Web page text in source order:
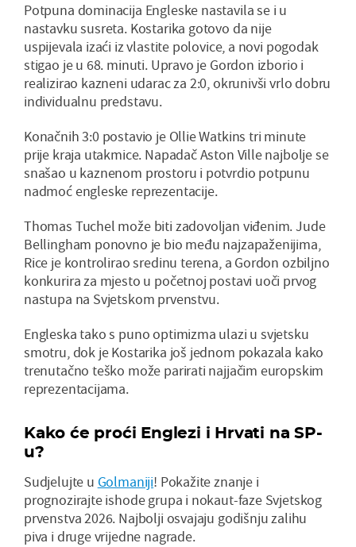
Potpuna dominacija Engleske nastavila se i u
nastavku susreta. Kostarika gotovo da nije
uspijevala izaći iz vlastite polovice, a novi pogodak
stigao je u 68. minuti. Upravo je Gordon izborio i
realizirao kazneni udarac za 2:0, okrunivši vrlo dobru
individualnu predstavu.
Konačnih 3:0 postavio je Ollie Watkins tri minute
prije kraja utakmice. Napadač Aston Ville najbolje se
snašao u kaznenom prostoru i potvrdio potpunu
nadmoć engleske reprezentacije.
Thomas Tuchel može biti zadovoljan viđenim. Jude
Bellingham ponovno je bio među najzapaženijima,
Rice je kontrolirao sredinu terena, a Gordon ozbiljno
konkurira za mjesto u početnoj postavi uoči prvog
nastupa na Svjetskom prvenstvu.
Engleska tako s puno optimizma ulazi u svjetsku
smotru, dok je Kostarika još jednom pokazala kako
trenutačno teško može parirati najjačim europskim
reprezentacijama.
Kako će proći Englezi i Hrvati na SP-
u?
Sudjelujte u Golmaniji! Pokažite znanje i
prognozirajte ishode grupa i nokaut-faze Svjetskog
prvenstva 2026. Najbolji osvajaju godišnju zalihu
piva i druge vrijedne nagrade.